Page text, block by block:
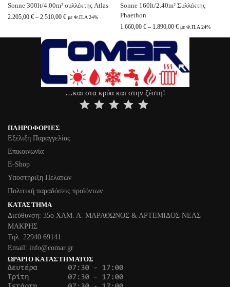
Sonne 300lt/4.00m² συλλέκτης Atlas
2.205,00 € – 2.510,00 € με Φ.Π.Α 24%
Sonne 160lt/2.40m² Συλλέκτης
Phaethon
1.660,00 € – 1.890,00 € με Φ.Π.Α 24%
…και στα κρύα και στην ζέστη!
ΠΛΗΡΟΦΟΡΊΕΣ
Εξέλιξη Παραγγελίας
Επικοινωνία
Ε-Shop
Υποστήριξη Πελατών
Πολιτική παραδόσεις προϊόντων
ΚΑΤΆΣΤΗΜΑ
Διεύθυνση: 35ο ΧΛΜ. Λ. ΜΑΡΑΘΩΝΟΣ & ΑΡΤΕΜΙΔΟΣ ΝΕΑΣ
ΜΑΚΡΗΣ
Τηλ: 22940 69141
Email: info@comar.gr
ΩΡΆΡΙΟ ΚΑΤΑΣΤΉΜΑΤΟΣ